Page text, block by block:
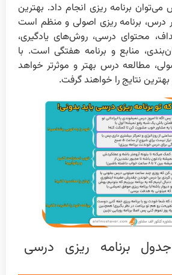
می‌توان برنامه ریزی انجام داد. بهترین
درس، برنامه ریزی اصولی و منظم است
محتوای درسی، روش‌های یادگیری،
منابع و برنامه هفتگی است. با
مطالعه درس بهتر و موثرتر خواهد
نتایج را خواهند گرفت.
برنامه ریزی درسی